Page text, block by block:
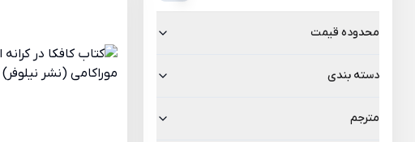
محدوده قیمت
دسته بندی
مترجم